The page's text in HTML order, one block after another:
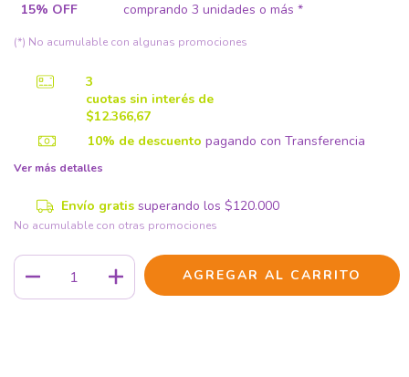
15% OFF
comprando 3 unidades o más *
(*) No acumulable con algunas promociones
3
cuotas sin interés de
$12.366,67
10% de descuento pagando con Transferencia
Ver más detalles
Envío gratis superando los $120.000
No acumulable con otras promociones